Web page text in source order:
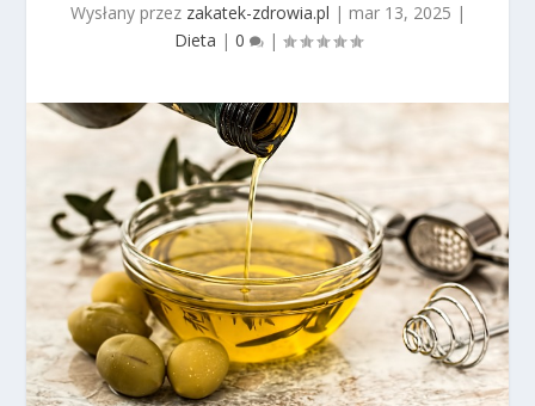
Wysłany przez zakatek-zdrowia.pl | mar 13, 2025 |
Dieta | 0 |